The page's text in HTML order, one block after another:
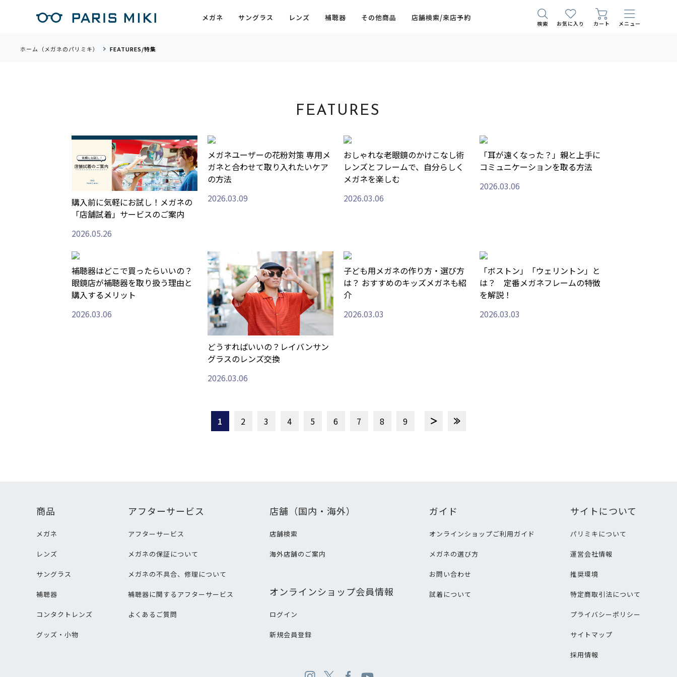
メガネ サングラス レンズ 補聴器 その他商品 店舗検索/来店予約
検索 お気に入り カート メニュー
ホーム（メガネのパリミキ） FEATURES/特集
FEATURES
購入前に気軽にお試し！メガネの
「店舗試着」サービスのご案内
2026.05.26
メガネユーザーの花粉対策 専用メ
ガネと合わせて取り入れたいケア
の方法
2026.03.09
おしゃれな老眼鏡のかけこなし術
レンズとフレームで、自分らしく
メガネを楽しむ
2026.03.06
「耳が遠くなった？」親と上手に
コミュニケーションを取る方法
2026.03.06
補聴器はどこで買ったらいいの？
眼鏡店が補聴器を取り扱う理由と
購入するメリット
2026.03.06
どうすればいいの？レイバンサン
グラスのレンズ交換
2026.03.06
子ども用メガネの作り方・選び方
は？ おすすめのキッズメガネも紹
介
2026.03.03
「ボストン」「ウェリントン」と
は？ 定番メガネフレームの特徴
を解説！
2026.03.03
1 2 3 4 5 6 7 8 9
商品
メガネ
レンズ
サングラス
補聴器
コンタクトレンズ
グッズ・小物
アフターサービス
アフターサービス
メガネの保証について
メガネの不具合、修理について
補聴器に関するアフターサービス
よくあるご質問
店舗（国内・海外）
店舗検索
海外店舗のご案内
オンラインショップ会員情報
ログイン
新規会員登録
ガイド
オンラインショップご利用ガイド
メガネの選び方
お問い合わせ
試着について
サイトについて
パリミキについて
運営会社情報
推奨環境
特定商取引法について
プライバシーポリシー
サイトマップ
採用情報